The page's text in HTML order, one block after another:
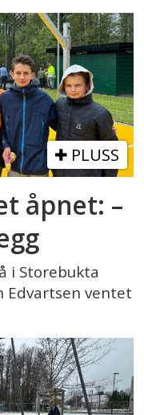
PLUSS
åpnet: –
i Storebukta
Edvartsen ventet